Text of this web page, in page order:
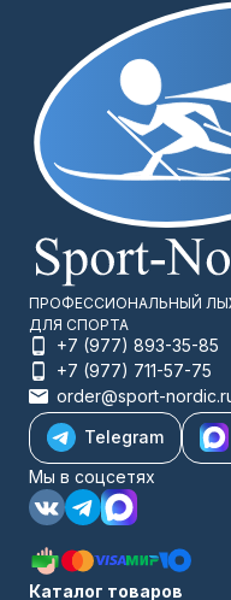
ПРОФЕССИОНАЛЬНЫЙ
ДЛЯ СПОРТА
+7 (977) 893-35-85
+7 (977) 711-57-75
order@sport-
Telegram
Мы в соцсетях
Каталог товаров